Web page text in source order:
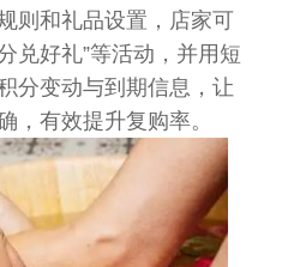
则和礼品设置，店家可
兑好礼”等活动，并用短
分变动与到期信息，让
，有效提升复购率。